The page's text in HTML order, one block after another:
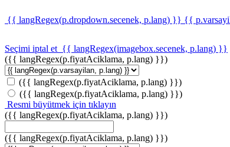
{{ langRegex(p.dropdown.secenek, p.lang) }} {{
Seçimi iptal et {{ langRegex(imagebox.secenek, p.lang) }}
({{ langRegex(p.fiyatAciklama, p.lang) }})
({{ langRegex(p.fiyatAciklama, p.lang) }})
({{ langRegex(p.fiyatAciklama, p.lang) }})
Resmi büyütmek için tıklayın
({{ langRegex(p.fiyatAciklama, p.lang) }})
({{ langRegex(p.fiyatAciklama, p.lang) }})